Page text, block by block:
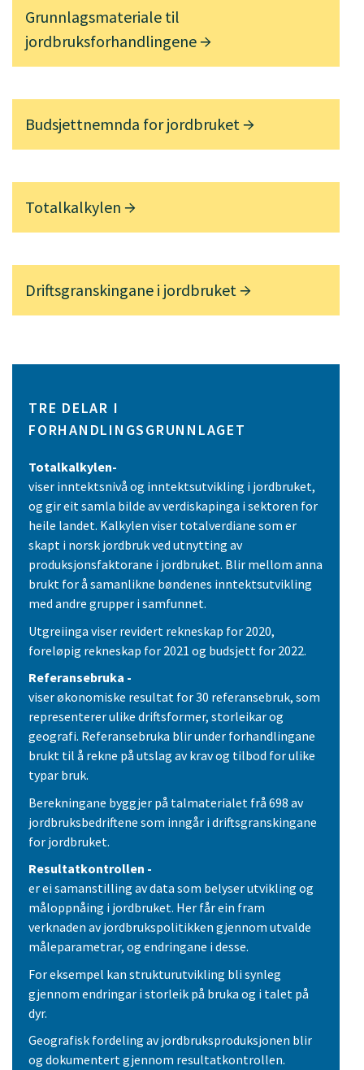
Grunnlagsmateriale til
jordbruksforhandlingene
Budsjettnemnda for jordbruket
Totalkalkylen
Driftsgranskingane i jordbruket
TRE DELAR I
FORHANDLINGSGRUNNLAGET
Totalkalkylen-
viser inntektsnivå og inntektsutvikling i jordbruket,
og gir eit samla bilde av verdiskapinga i sektoren for
heile landet. Kalkylen viser totalverdiane som er
skapt i norsk jordbruk ved utnytting av
produksjonsfaktorane i jordbruket. Blir mellom anna
brukt for å samanlikne bøndenes inntektsutvikling
med andre grupper i samfunnet.
Utgreiinga viser revidert rekneskap for 2020,
foreløpig rekneskap for 2021 og budsjett for 2022.
Referansebruka -
viser økonomiske resultat for 30 referansebruk, som
representerer ulike driftsformer, storleikar og
geografi. Referansebruka blir under forhandlingane
brukt til å rekne på utslag av krav og tilbod for ulike
typar bruk.
Berekningane byggjer på talmaterialet frå 698 av
jordbruksbedriftene som inngår i driftsgranskingane
for jordbruket.
Resultatkontrollen -
er ei samanstilling av data som belyser utvikling og
måloppnåing i jordbruket. Her får ein fram
verknaden av jordbrukspolitikken gjennom utvalde
måleparametrar, og endringane i desse.
For eksempel kan strukturutvikling bli synleg
gjennom endringar i storleik på bruka og i talet på
dyr.
Geografisk fordeling av jordbruksproduksjonen blir
og dokumentert gjennom resultatkontrollen.